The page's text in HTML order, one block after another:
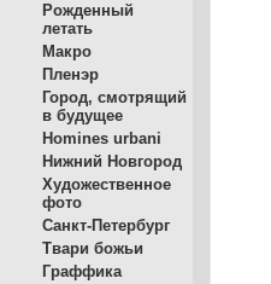
Рожденный
летать
Макро
Пленэр
Город, смотрящий
в будущее
Homines urbani
Нижний Новгород
Художественное
фото
Санкт-Петербург
Твари божьи
Граффика